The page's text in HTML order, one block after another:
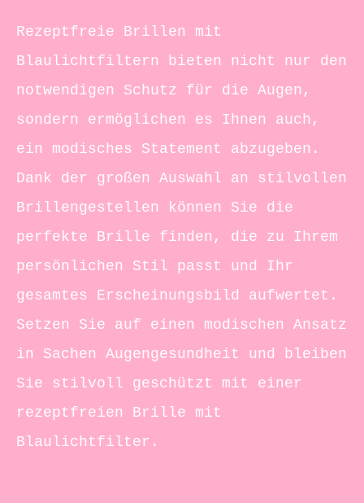
Rezeptfreie Brillen mit
Blaulichtfiltern bieten nicht nur den
notwendigen Schutz für die Augen,
sondern ermöglichen es Ihnen auch,
ein modisches Statement abzugeben.
Dank der großen Auswahl an stilvollen
Brillengestellen können Sie die
perfekte Brille finden, die zu Ihrem
persönlichen Stil passt und Ihr
gesamtes Erscheinungsbild aufwertet.
Setzen Sie auf einen modischen Ansatz
in Sachen Augengesundheit und bleiben
Sie stilvoll geschützt mit einer
rezeptfreien Brille mit
Blaulichtfilter.